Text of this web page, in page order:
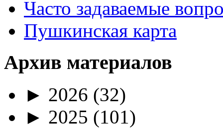
Часто задаваемые
Пушкинская карта
Архив материалов
► 2026 (32)
► 2025 (101)